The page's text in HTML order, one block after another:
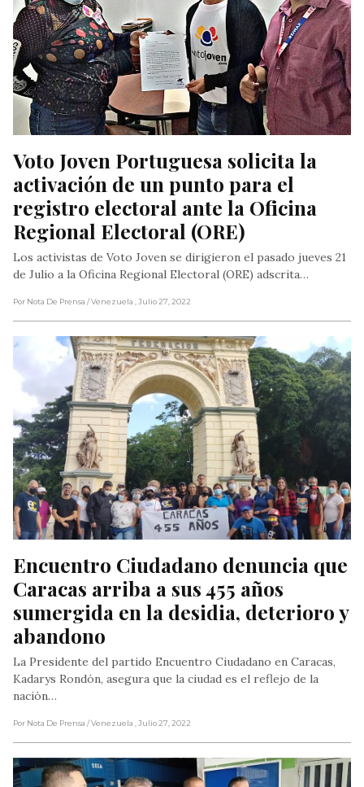
Voto Joven Portuguesa solicita la
activación de un punto para el
registro electoral ante la Oficina
Regional Electoral (ORE)
Los activistas de Voto Joven se dirigieron el pasado jueves 21
de Julio a la Oficina Regional Electoral (ORE) adscrita…
Por Nota De Prensa / Venezuela , Julio 27, 2022
Encuentro Ciudadano denuncia que
Caracas arriba a sus 455 años
sumergida en la desidia, deterioro y
abandono
La Presidente del partido Encuentro Ciudadano en Caracas,
Kadarys Rondón, asegura que la ciudad es el reflejo de la
nación…
Por Nota De Prensa / Venezuela , Julio 27, 2022